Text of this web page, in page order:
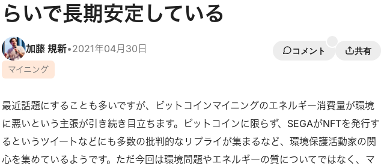
らいで長期安定している
加藤 規新•2021年04月30日 コメント
共有
マイニング
最近話題にすることも多いですが、ビットコインマイニングのエネルギー消費量が環境
に悪いという主張が引き続き目立ちます。ビットコインに限らず、SEGAがNFTを発行す
るというツイートなどにも多数の批判的なリプライが集まるなど、環境保護活動家の関
心を集めているようです。ただ今回は環境問題やエネルギーの質についてではなく、マ